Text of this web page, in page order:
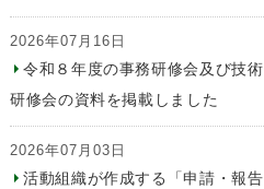
2026年07月16日
令和８年度の事務研修会及び技術
研修会の資料を掲載しました
2026年07月03日
活動組織が作成する「申請・報告